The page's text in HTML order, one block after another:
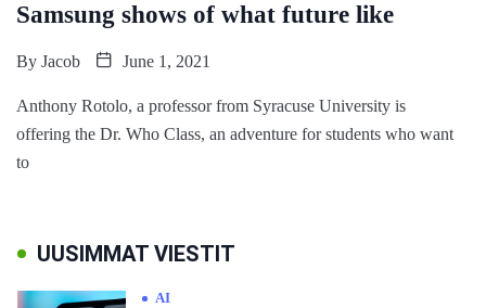
Samsung shows of what future like
By Jacob June 1, 2021
Anthony Rotolo, a professor from Syracuse University is
offering the Dr. Who Class, an adventure for students who want
to
UUSIMMAT VIESTIT
AI